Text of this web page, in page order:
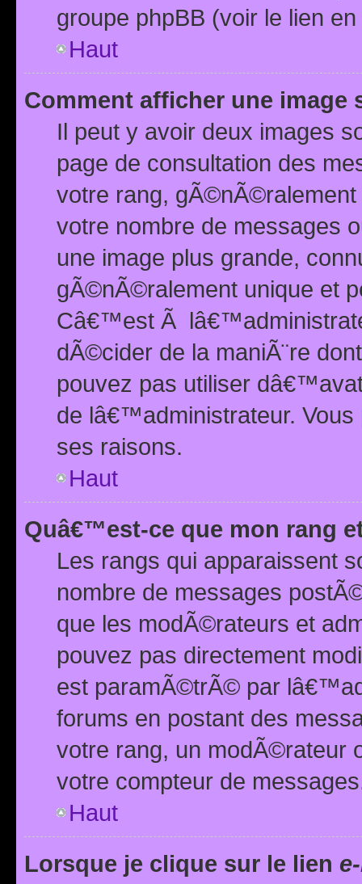
groupe phpBB (voir le lien
Haut
Comment afficher une image
Il peut y avoir deux images
page de consultation des
votre rang,
votre nombre de messages
une image plus grande,
gÃ©nÃ©ralement unique et
Câ€™est Ã
dÃ©cider de la maniÃ¨re
pouvez pas utiliser
de lâ€™administrateur.
ses raisons.
Haut
Quâ€™est-ce que mon rang
Les rangs qui apparaissent
nombre de messages
que les modÃ©rateurs et
pouvez pas directement
est paramÃ©trÃ© par
forums en postant des
votre rang, un modÃ©rateur
votre compteur de
Haut
Lorsque je clique sur le lien